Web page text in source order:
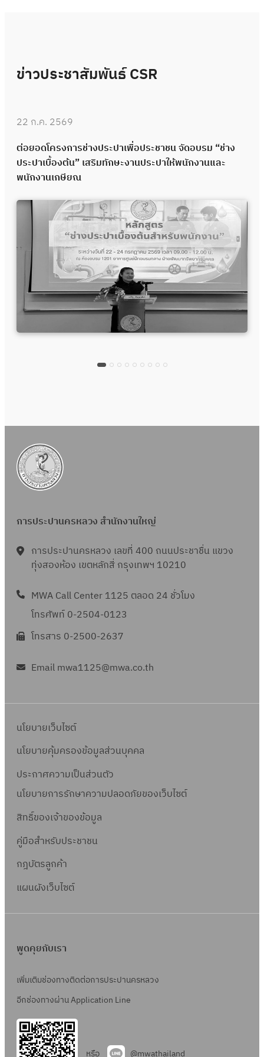
ข่าวประชาสัมพันธ์ CSR
22 ก.ค. 2569
ต่อยอดโครงการช่างประปาเพื่อประชาชน จัดอบรม “ช่าง
ประปาเบื้องต้น” เสริมทักษะงานประปาให้พนักงานและ
พนักงานเกษียณ
การประปานครหลวง สำนักงานใหญ่
การประปานครหลวง เลขที่ 400 ถนนประชาชื่น แขวง
ทุ่งสองห้อง เขตหลักสี่ กรุงเทพฯ 10210
MWA Call Center 1125 ตลอด 24 ชั่วโมง
โทรศัพท์ 0-2504-0123
โทรสาร 0-2500-2637
Email mwa1125@mwa.co.th
นโยบายเว็บไซต์
นโยบายคุ้มครองข้อมูลส่วนบุคคล
ประกาศความเป็นส่วนตัว
นโยบายการรักษาความปลอดภัยของเว็บไซต์
สิทธิ์ของเจ้าของข้อมูล
คู่มือสำหรับประชาชน
กฎบัตรลูกค้า
แผนผังเว็บไซต์
พูดคุยกับเรา
เพิ่มเติมช่องทางติดต่อการประปานครหลวง
อีกช่องทางผ่าน Application Line
หรือ @mwathailand